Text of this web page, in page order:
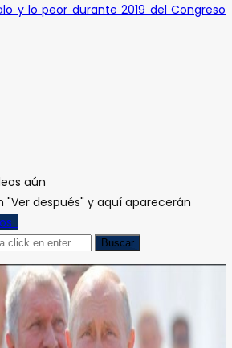
y lo peor durante 2019 del Congreso
aún
"Ver después" y aquí aparecerán